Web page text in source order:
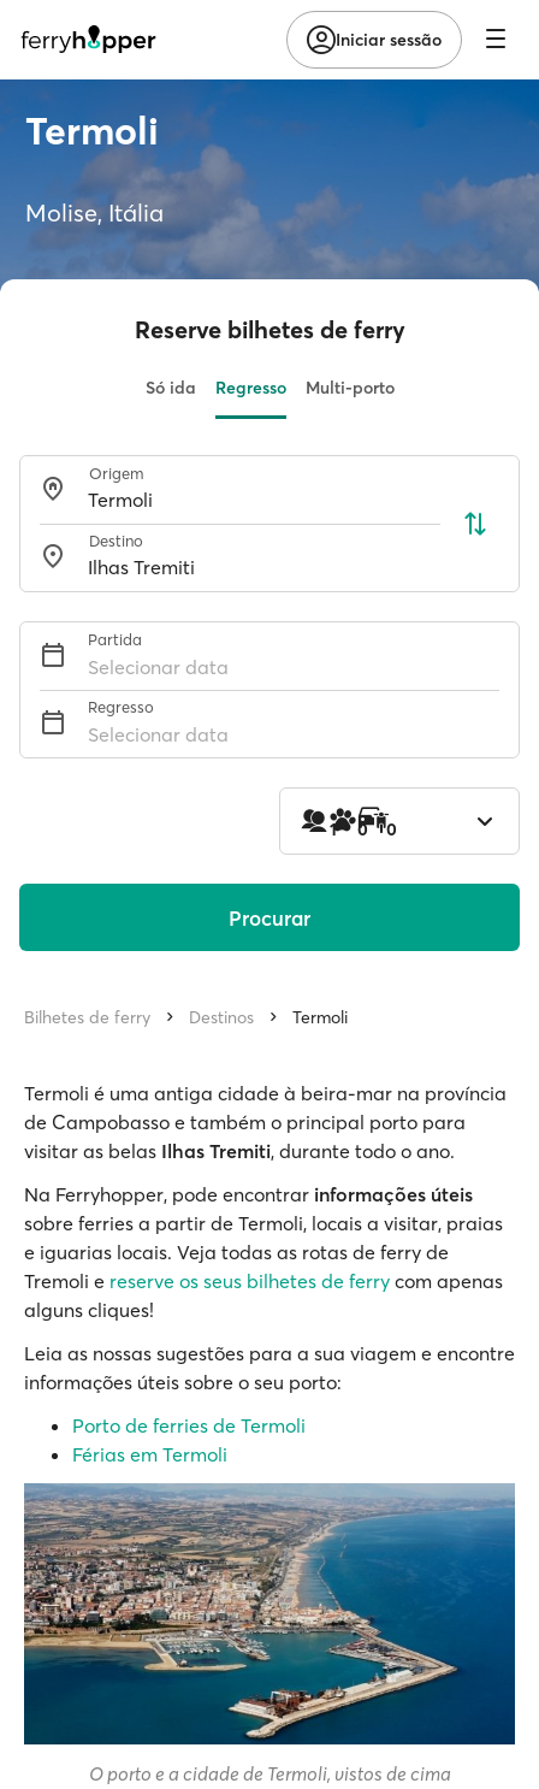
Iniciar sessão
Termoli
Molise, Itália
Reserve bilhetes de ferry
Só ida Regresso Multi-porto
Origem
Destino
Partida
Selecionar data
Regresso
Selecionar data
1 0 0
Procurar
Bilhetes de ferry Destinos Termoli
Termoli é uma antiga cidade à beira-mar na província
de Campobasso e também o principal porto para
visitar as belas Ilhas Tremiti, durante todo o ano.
Na Ferryhopper, pode encontrar informações úteis
sobre ferries a partir de Termoli, locais a visitar, praias
e iguarias locais. Veja todas as rotas de ferry de
Tremoli e reserve os seus bilhetes de ferry com apenas
alguns cliques!
Leia as nossas sugestões para a sua viagem e encontre
informações úteis sobre o seu porto:
Porto de ferries de Termoli
Férias em Termoli
O porto e a cidade de Termoli, vistos de cima